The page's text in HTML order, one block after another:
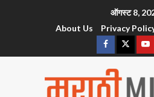
ऑगस्ट 8,
About Us
Privacy